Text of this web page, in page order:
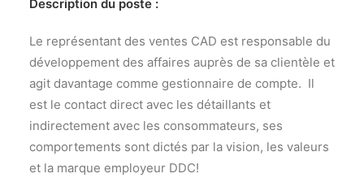
Description du poste :
Le représentant des ventes CAD est responsable du
développement des affaires auprès de sa clientèle et
agit davantage comme gestionnaire de compte. Il
est le contact direct avec les détaillants et
indirectement avec les consommateurs, ses
comportements sont dictés par la vision, les valeurs
et la marque employeur DDC!